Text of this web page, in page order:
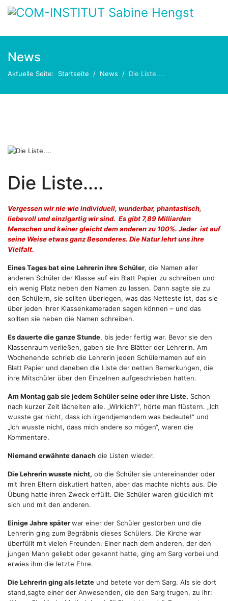
News
Aktuelle Seite: Startseite News Die Liste....
Die Liste....
Vergessen wir nie wie individuell, wunderbar, phantastisch,
liebevoll und einzigartig wir sind. Es gibt 7,89 Milliarden
Menschen und keiner gleicht dem anderen zu 100%. Jeder ist auf
seine Weise etwas ganz Besonderes. Die Natur lehrt uns ihre
Vielfalt.
Eines Tages bat eine Lehrerin ihre Schüler, die Namen aller
anderen Schüler der Klasse auf ein Blatt Papier zu schreiben und
ein wenig Platz neben den Namen zu lassen. Dann sagte sie zu
den Schülern, sie sollten überlegen, was das Netteste ist, das sie
über jeden ihrer Klassenkameraden sagen können – und das
sollten sie neben die Namen schreiben.
Es dauerte die ganze Stunde, bis jeder fertig war. Bevor sie den
Klassenraum verließen, gaben sie Ihre Blätter der Lehrerin. Am
Wochenende schrieb die Lehrerin jeden Schülernamen auf ein
Blatt Papier und daneben die Liste der netten Bemerkungen, die
ihre Mitschüler über den Einzelnen aufgeschrieben hatten.
Am Montag gab sie jedem Schüler seine oder ihre Liste. Schon
nach kurzer Zeit lächelten alle. „Wirklich?“, hörte man flüstern. „Ich
wusste gar nicht, dass ich irgendjemandem was bedeute!“ und
„Ich wusste nicht, dass mich andere so mögen“, waren die
Kommentare.
Niemand erwähnte danach die Listen wieder.
Die Lehrerin wusste nicht, ob die Schüler sie untereinander oder
mit ihren Eltern diskutiert hatten, aber das machte nichts aus. Die
Übung hatte ihren Zweck erfüllt. Die Schüler waren glücklich mit
sich und mit den anderen.
Einige Jahre späterwar einer der Schüler gestorben und die
Lehrerin ging zum Begräbnis dieses Schülers. Die Kirche war
überfüllt mit vielen Freunden. Einer nach dem anderen, der den
jungen Mann geliebt oder gekannt hatte, ging am Sarg vorbei und
erwies ihm die letzte Ehre.
Die Lehrerin ging als letzte und betete vor dem Sarg. Als sie dort
stand,sagte einer der Anwesenden, die den Sarg trugen, zu ihr: